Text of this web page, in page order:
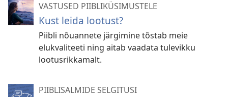
VASTUSED PIIBLIKÜSIMUSTELE
Kust leida lootust?
Piibli nõuannete järgimine tõstab meie
elukvaliteeti ning aitab vaadata tulevikku
lootusrikkamalt.
PIIBLISALMIDE SELGITUSI